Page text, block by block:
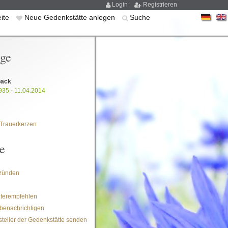
Login Registrieren
Neue Gedenkstätte anlegen Suche
- 11.04.2014
der Gedenkstätte senden